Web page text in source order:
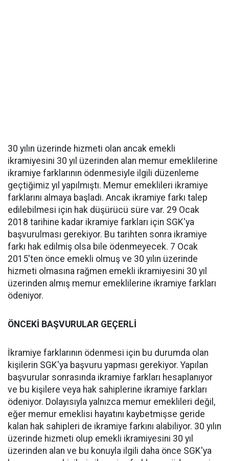
30 yılın üzerinde hizmeti olan ancak emekli
ikramiyesini 30 yıl üzerinden alan memur emeklilerine
ikramiye farklarının ödenmesiyle ilgili düzenleme
geçtiğimiz yıl yapılmıştı. Memur emeklileri ikramiye
farklarını almaya başladı. Ancak ikramiye farkı talep
edilebilmesi için hak düşürücü süre var. 29 Ocak
2018 tarihine kadar ikramiye farkları için SGK'ya
başvurulması gerekiyor. Bu tarihten sonra ikramiye
farkı hak edilmiş olsa bile ödenmeyecek. 7 Ocak
2015'ten önce emekli olmuş ve 30 yılın üzerinde
hizmeti olmasına rağmen emekli ikramiyesini 30 yıl
üzerinden almış memur emeklilerine ikramiye farkları
ödeniyor.
ÖNCEKİ BAŞVURULAR GEÇERLİ
İkramiye farklarının ödenmesi için bu durumda olan
kişilerin SGK'ya başvuru yapması gerekiyor. Yapılan
başvurular sonrasında ikramiye farkları hesaplanıyor
ve bu kişilere veya hak sahiplerine ikramiye farkları
ödeniyor. Dolayısıyla yalnızca memur emeklileri değil,
eğer memur emeklisi hayatını kaybetmişse geride
kalan hak sahipleri de ikramiye farkını alabiliyor. 30 yılın
üzerinde hizmeti olup emekli ikramiyesini 30 yıl
üzerinden alan ve bu konuyla ilgili daha önce SGK'ya